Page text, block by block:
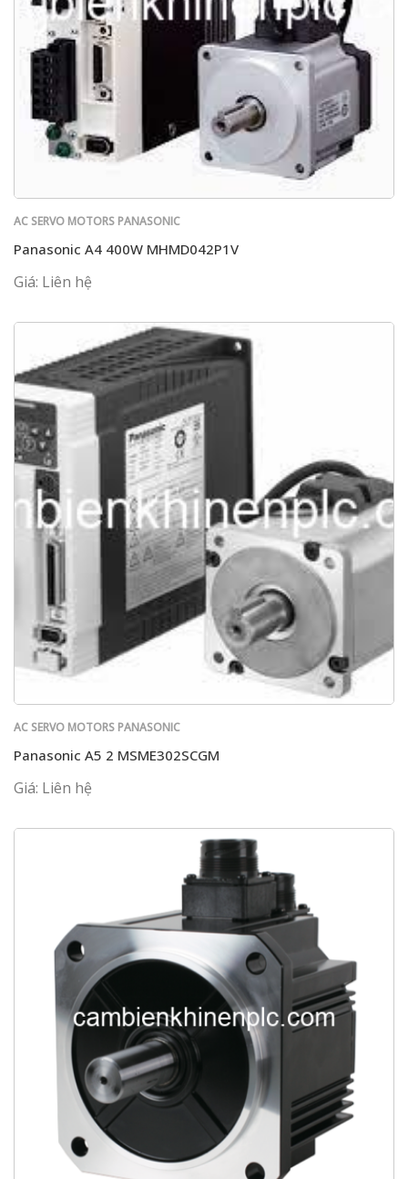
AC SERVO MOTORS PANASONIC
Panasonic A4 400W MHMD042P1V
Giá: Liên hệ
AC SERVO MOTORS PANASONIC
Panasonic A5 2 MSME302SCGM
Giá: Liên hệ